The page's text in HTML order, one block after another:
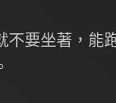
要坐著，能